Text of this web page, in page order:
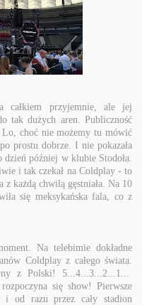
całkiem przyjemnie, ale jej
tak dużych aren. Publiczność
Lo, choć nie możemy tu mówić
prostu dobrze. I nie pokazała
później w klubie Stodoła.
i tak czekał na Coldplay - to
każdą chwilą gęstniała. Na 10
się meksykańska fala, co z
Na telebimie dokładne
Coldplay z całego świata.
z Polski! 5...4...3...2...1...
się show! Pierwsze
i od razu przez cały stadion